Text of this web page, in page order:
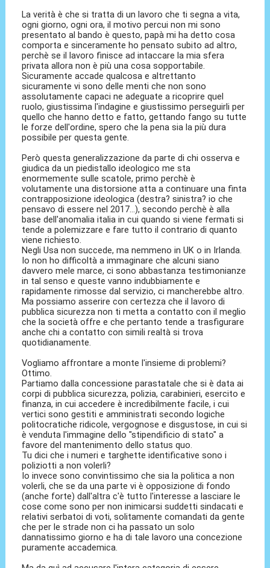
La verità è che si tratta di un lavoro che ti segna a vita,
ogni giorno, ogni ora, il motivo percui non mi sono
presentato al bando è questo, papà mi ha detto cosa
comporta e sinceramente ho pensato subito ad altro,
perchè se il lavoro finisce ad intaccare la mia sfera
privata allora non è più una cosa sopportabile.
Sicuramente accade qualcosa e altrettanto
sicuramente vi sono delle menti che non sono
assolutamente capaci ne adeguate a ricoprire quel
ruolo, giustissima l'indagine e giustissimo perseguirli per
quello che hanno detto e fatto, gettando fango su tutte
le forze dell'ordine, spero che la pena sia la più dura
possibile per questa gente.
Però questa generalizzazione da parte di chi osserva e
giudica da un piedistallo ideologico me sta
enormemente sulle scatole, primo perchè è
volutamente una distorsione atta a continuare una finta
contrapposizione ideologica (destra? sinistra? io che
pensavo di essere nel 2017...), secondo perchè è alla
base dell'anomalia italia in cui quando si viene fermati si
tende a polemizzare e fare tutto il contrario di quanto
viene richiesto.
Negli Usa non succede, ma nemmeno in UK o in Irlanda.
Io non ho difficoltà a immaginare che alcuni siano
davvero mele marce, ci sono abbastanza testimonianze
in tal senso e queste vanno indubbiamente e
rapidamente rimosse dal servizio, ci mancherebbe altro.
Ma possiamo asserire con certezza che il lavoro di
pubblica sicurezza non ti metta a contatto con il meglio
che la società offre e che pertanto tende a trasfigurare
anche chi a contatto con simili realtà si trova
quotidianamente.
Vogliamo affrontare a monte l'insieme di problemi?
Ottimo.
Partiamo dalla concessione parastatale che si è data ai
corpi di pubblica sicurezza, polizia, carabinieri, esercito e
finanza, in cui accedere è incredibilmente facile, i cui
vertici sono gestiti e amministrati secondo logiche
politocratiche ridicole, vergognose e disgustose, in cui si
è venduta l'immagine dello "stipendificio di stato" a
favore del mantenimento dello status quo.
Tu dici che i numeri e targhette identificative sono i
poliziotti a non volerli?
Io invece sono convintissimo che sia la politica a non
volerli, che se da una parte vi è opposizione di fondo
(anche forte) dall'altra c'è tutto l'interesse a lasciare le
cose come sono per non inimicarsi suddetti sindacati e
relativi serbatoi di voti, solitamente comandati da gente
che per le strade non ci ha passato un solo
dannatissimo giorno e ha di tale lavoro una concezione
puramente accademica.